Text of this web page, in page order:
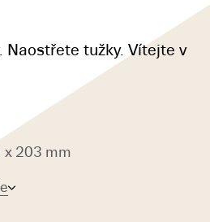
Naostřete tužky. Vítejte v
x 203 mm